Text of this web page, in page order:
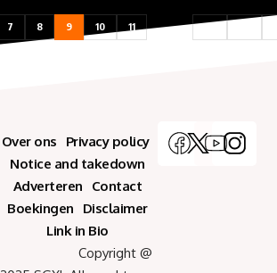
7 8 9 10 11 … 37
Over ons
Privacy policy
Notice and takedown
Adverteren
Contact
Boekingen
Disclaimer
Link in Bio
Copyright @